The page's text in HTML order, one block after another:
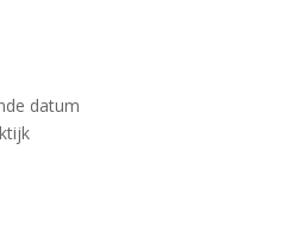
datum